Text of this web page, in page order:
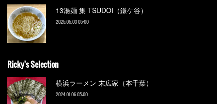
13湯麺 集 TSUDOI（鎌ケ谷）
2025.05.03 05:00
Ricky's Selection
横浜ラーメン 末広家（本千葉）
2024.01.06 05:00